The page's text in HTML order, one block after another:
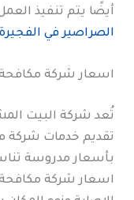
أيضًا يتم تنفيذ
الصراصير في الفجيرة
اسعار شركة
تُعد شركة البيت
تقديم خدمات شركة
بأسعار مدروسة
اسعار شركة